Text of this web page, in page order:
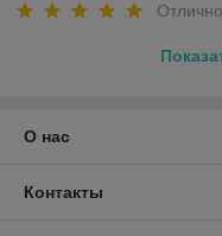
Отлично
О нас
Контакты